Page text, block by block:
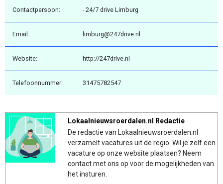
Contactpersoon: - 24/7 drive Limburg
Email: limburg@247drive.nl
Website: http://247drive.nl
Telefoonnummer: 31475782547
Lokaalnieuwsroerdalen.nl Redactie
De redactie van Lokaalnieuwsroerdalen.nl
verzamelt vacatures uit de regio. Wil je zelf een
vacature op onze website plaatsen? Neem
contact met ons op voor de mogelijkheden van
het insturen.